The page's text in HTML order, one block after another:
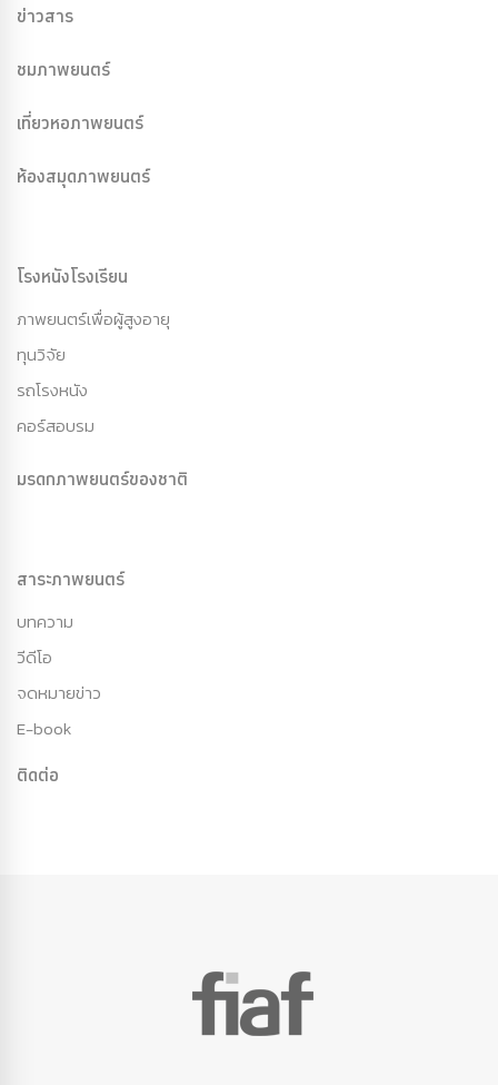
ข่าวสาร
ชมภาพยนตร์
เที่ยวหอภาพยนตร์
ห้องสมุดภาพยนตร์
โรงหนังโรงเรียน
ภาพยนตร์เพื่อผู้สูงอายุ
ทุนวิจัย
รถโรงหนัง
คอร์สอบรม
มรดกภาพยนตร์ของชาติ
สาระภาพยนตร์
บทความ
วีดีโอ
จดหมายข่าว
E-book
ติดต่อ